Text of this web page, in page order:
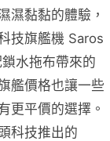
濕黏黏的體驗，
技旗艦機 Saros
水拖布帶來的
艦價格也讓一些
更平價的選擇。
科技推出的